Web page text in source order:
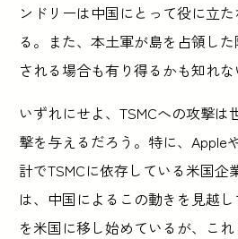
ンドリーは中国にとって役に立
る。また、本土軍が島を占領し
される場合も有り得るかも知れな
いずれにせよ、TSMCへの攻撃は
撃を与えるだろう。特に、Apple
計でTSMCに依存している米国企
は、中国によるこの動きを見越
を米国に移し始めているが、こ